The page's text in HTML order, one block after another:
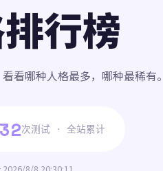
行榜
看哪种人格最多，哪种最稀有。
次测试 · 全站累计